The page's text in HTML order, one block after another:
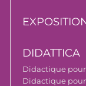
DIDATTICA
Didactique pour
Didactique